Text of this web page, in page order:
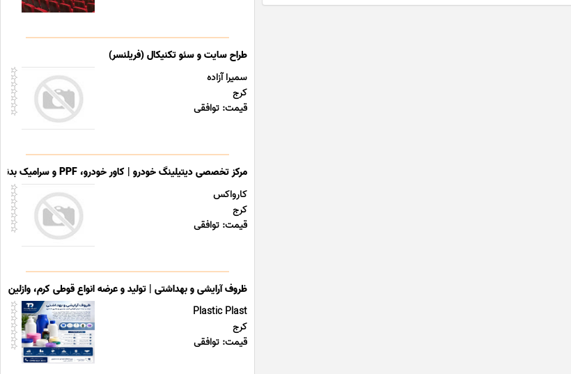
طراح سایت و سئو تکنیکال (فریلنسر)
سمیرا آزاده
کرج
قیمت: توافقی
مرکز تخصصی دیتیلینگ خودرو | کاور خودرو، PPF و سرامیک بدنه
کارواکس
کرج
قیمت: توافقی
ظروف آرایشی و بهداشتی | تولید و عرضه انواع قوطی کرم، وازلین
Plastic Plast
کرج
قیمت: توافقی